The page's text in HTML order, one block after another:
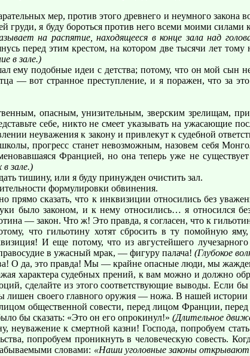
мер, против этого древнего и неумного закона
я буду бороться против него всеми моими силами
на распятие, находящееся в конце зала над
перед этим крестом, на котором две тысячи лет
в зале.)
ему подобные идеи с детства; потому, что он мой сын
— вот странное преступление, и я поражен, что за
опасным, унизительным, зверским зрелищам,
себе, никто не смеет указывать на ужасающие
неуважения к закону и привлекут к судебной
прогресс станет невозможным, назовем себя
Францией, но она теперь уже не
зале.)
тишину, или я буду принужден очистить зал.
формулировки обвинения.
сказать, что к инквизиции относились без
было законом, и к нему относились… я относился
— закон. Что ж! Это правда, я согласен, что к
что гильотину хотят сбросить в ту помойную яму,
И еще потому, что из августейшего
в ужасный мрак, — фигуру палача! (Глубокое
О да, это правда! Мы — крайне опасные люди, мы
характера судебных прений, к вам можно и должно
сделайте из этого соответствующие выводы. Если
лишен своего главного оружия — ножа. В нашей
общественной совести, перед лицом Франции,
бы сказать: «Это он его опрокинул!» (Длительное
неуважение к смертной казни! Господа, попробуем
попробуем проникнуть в человеческую
словами: «Наши уголовные законы открывают